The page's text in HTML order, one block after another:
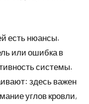
есть нюансы.
или ошибка в
системы.
здесь важен
углов кровли,